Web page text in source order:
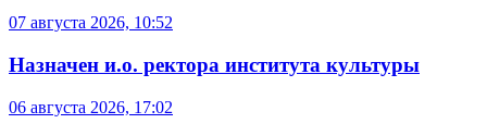
07 августа 2026, 10:52
Назначен и.о. ректора института культуры
06 августа 2026, 17:02